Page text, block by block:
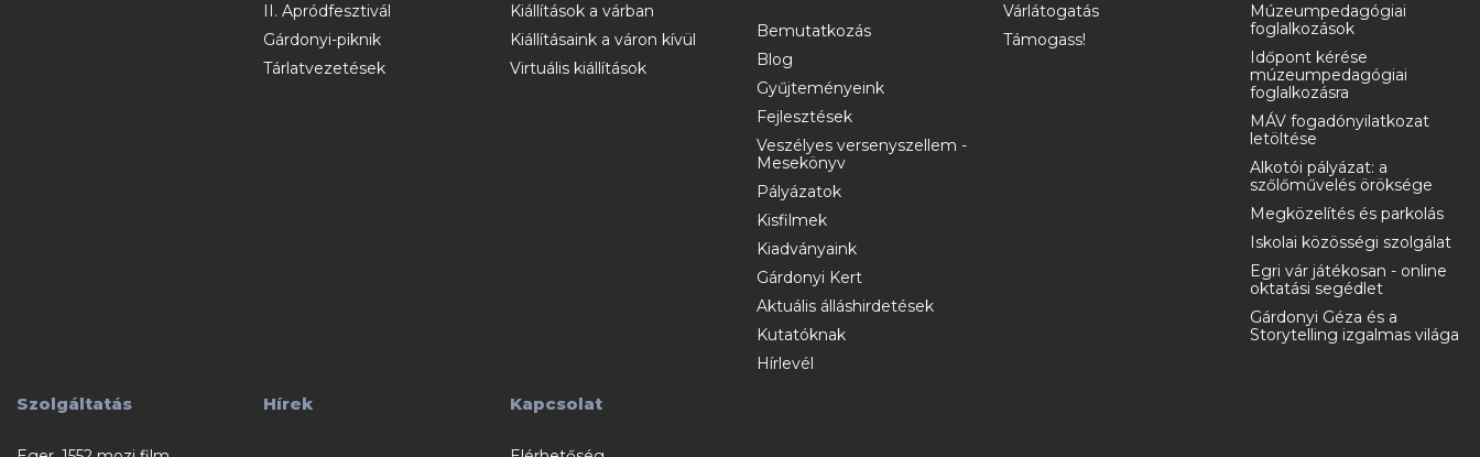
II. Apródfesztivál
Gárdonyi-piknik
Tárlatvezetések
Kiállítások a várban
Kiállításaink a váron kívül
Virtuális kiállítások
Bemutatkozás
Blog
Gyűjteményeink
Fejlesztések
Veszélyes versenyszellem -
Mesekönyv
Pályázatok
Kisfilmek
Kiadványaink
Gárdonyi Kert
Aktuális álláshirdetések
Kutatóknak
Hírlevél
Várlátogatás
Támogass!
Múzeumpedagógiai
foglalkozások
Időpont kérése
múzeumpedagógiai
foglalkozásra
MÁV fogadónyilatkozat
letöltése
Alkotói pályázat: a
szőlőművelés öröksége
Megközelítés és parkolás
Iskolai közösségi szolgálat
Egri vár játékosan - online
oktatási segédlet
Gárdonyi Géza és a
Storytelling izgalmas világa
Szolgáltatás Hírek Kapcsolat